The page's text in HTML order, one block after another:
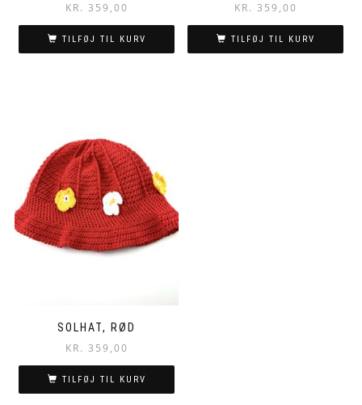
KR. 359,00
TILFØJ TIL KURV
KR. 359,00
TILFØJ TIL KURV
SOLHAT, RØD
KR. 359,00
TILFØJ TIL KURV